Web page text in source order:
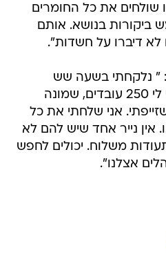
2009, אנחנו שולחים את כל החומרים
ביקורות בנושא. אותם
דיברו על חשדות".
" נלקחתי בשעה שש
בבוקר, אדם נורמטיבי יש לי 250 עובדים, שמונה
אני שלחתי את כל
נייר אחד שיש להם לא
משלוח. יכולים לחפש
אצלנו".